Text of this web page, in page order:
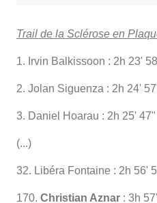
Trail de la Sclérose en
1. Irvin Balkissoon : 2h 23'
2. Jolan Siguenza : 2h 24'
3. Daniel Hoarau : 2h 25' 47"
(...)
32. Libéra Fontaine : 2h 56'
170. Christian Aznar : 3h